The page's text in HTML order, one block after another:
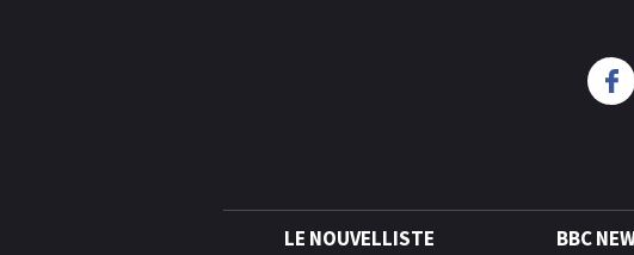
LE NOUVELLISTE BBC